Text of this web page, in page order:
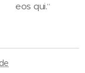
eos qui.“